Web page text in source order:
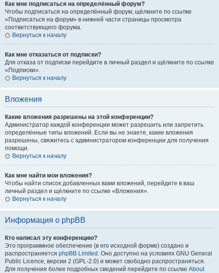
Как мне подписаться на определённый форум?
Чтобы подписаться на определённый форум, щёлкните по ссылке
«Подписаться на форум» в нижней части страницы просмотра
соответствующего форума.
Вернуться к началу
Как мне отказаться от подписки?
Для отказа от подписки перейдите в личный раздел и щёлкните по ссылке
«Подписки».
Вернуться к началу
Вложения
Какие вложения разрешены на этой конференции?
Администратор каждой конференции может разрешить или запретить
определённые типы вложений. Если вы не знаете, какие вложения
разрешены, свяжитесь с администратором конференции для получения
помощи.
Вернуться к началу
Как мне найти мои вложения?
Чтобы найти список добавленных вами вложений, перейдите в ваш
личный раздел и щёлкните по ссылке «Вложения».
Вернуться к началу
Информация о phpBB
Кто написал эту конференцию?
Это программное обеспечение (в его исходной форме) создано и
распространяется phpBB Limited . Оно доступно на условиях GNU General
Public Licence, версии 2 (GPL-2.0) и может свободно распространяться.
Для получения более подробных сведений перейдите по ссылке About